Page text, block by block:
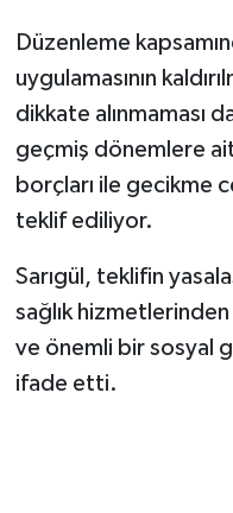
Düzenleme
uygulamasının
dikkate alınmaması
geçmiş dönemlere
borçları ile gecikme
teklif ediliyor.
Sarıgül, teklifin
sağlık
ve önemli bir sosyal
ifade etti.